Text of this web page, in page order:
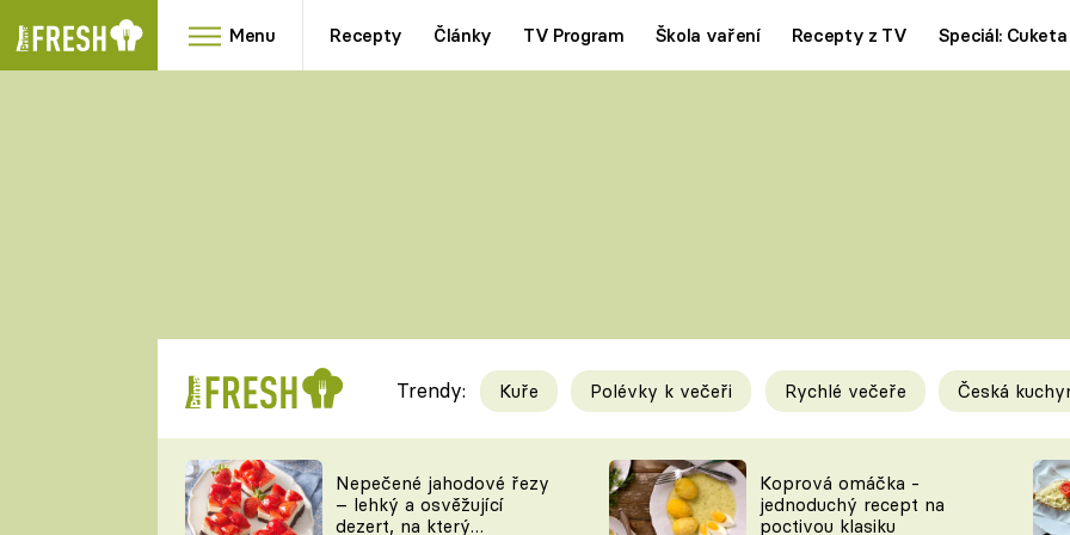
Menu Recepty Články TV Program Škola vaření Recepty z TV Speciál: Cuketa
RYCHLOVKY
Videorecepty
TEĎ VAŘÍ ŠÉF!
Tipy a triky
KAM ZA JÍDLEM
Trendy: Kuře Polévky k večeři Rychlé večeře Česká
Nepečené jahodové řezy
– lehký a osvěžující
dezert, na který
Koprová omáčka -
jednoduchý recept na
poctivou klasiku